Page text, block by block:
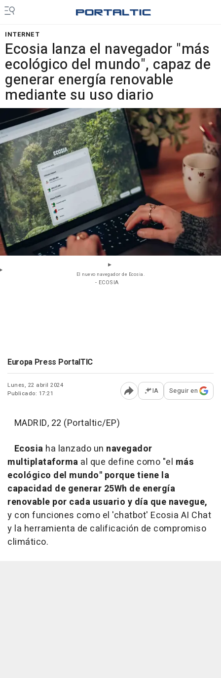
INTERNET
Ecosia lanza el navegador "más
ecológico del mundo", capaz de
generar energía renovable
mediante su uso diario
El nuevo navegador de Ecosia.
- ECOSIA
Europa Press PortalTIC
Lunes, 22 abril 2024
Publicado: 17:21
Abrir opciones para
IA Seguir en
MADRID, 22 (Portaltic/EP)
Ecosia ha lanzado un navegador
multiplataforma al que define como "el más
ecológico del mundo" porque tiene la
capacidad de generar 25Wh de energía
renovable por cada usuario y día que navegue,
y con funciones como el 'chatbot' Ecosia AI Chat
y la herramienta de calificación de compromiso
climático.